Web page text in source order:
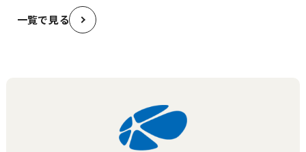
一覧で見る